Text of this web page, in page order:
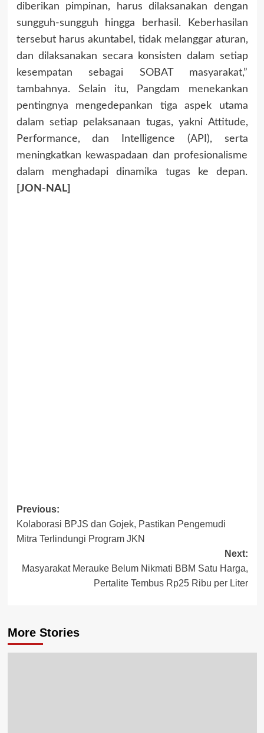
diberikan pimpinan, harus dilaksanakan dengan
sungguh-sungguh hingga berhasil. Keberhasilan
tersebut harus akuntabel, tidak melanggar aturan,
dan dilaksanakan secara konsisten dalam setiap
kesempatan sebagai SOBAT masyarakat,”
tambahnya. Selain itu, Pangdam menekankan
pentingnya mengedepankan tiga aspek utama
dalam setiap pelaksanaan tugas, yakni Attitude,
Performance, dan Intelligence (API), serta
meningkatkan kewaspadaan dan profesionalisme
dalam menghadapi dinamika tugas ke depan.
[JON-NAL]
Post
navigation
Previous:
Kolaborasi BPJS dan Gojek, Pastikan Pengemudi
Mitra Terlindungi Program JKN
Next:
Masyarakat Merauke Belum Nikmati BBM Satu Harga,
Pertalite Tembus Rp25 Ribu per Liter
More Stories